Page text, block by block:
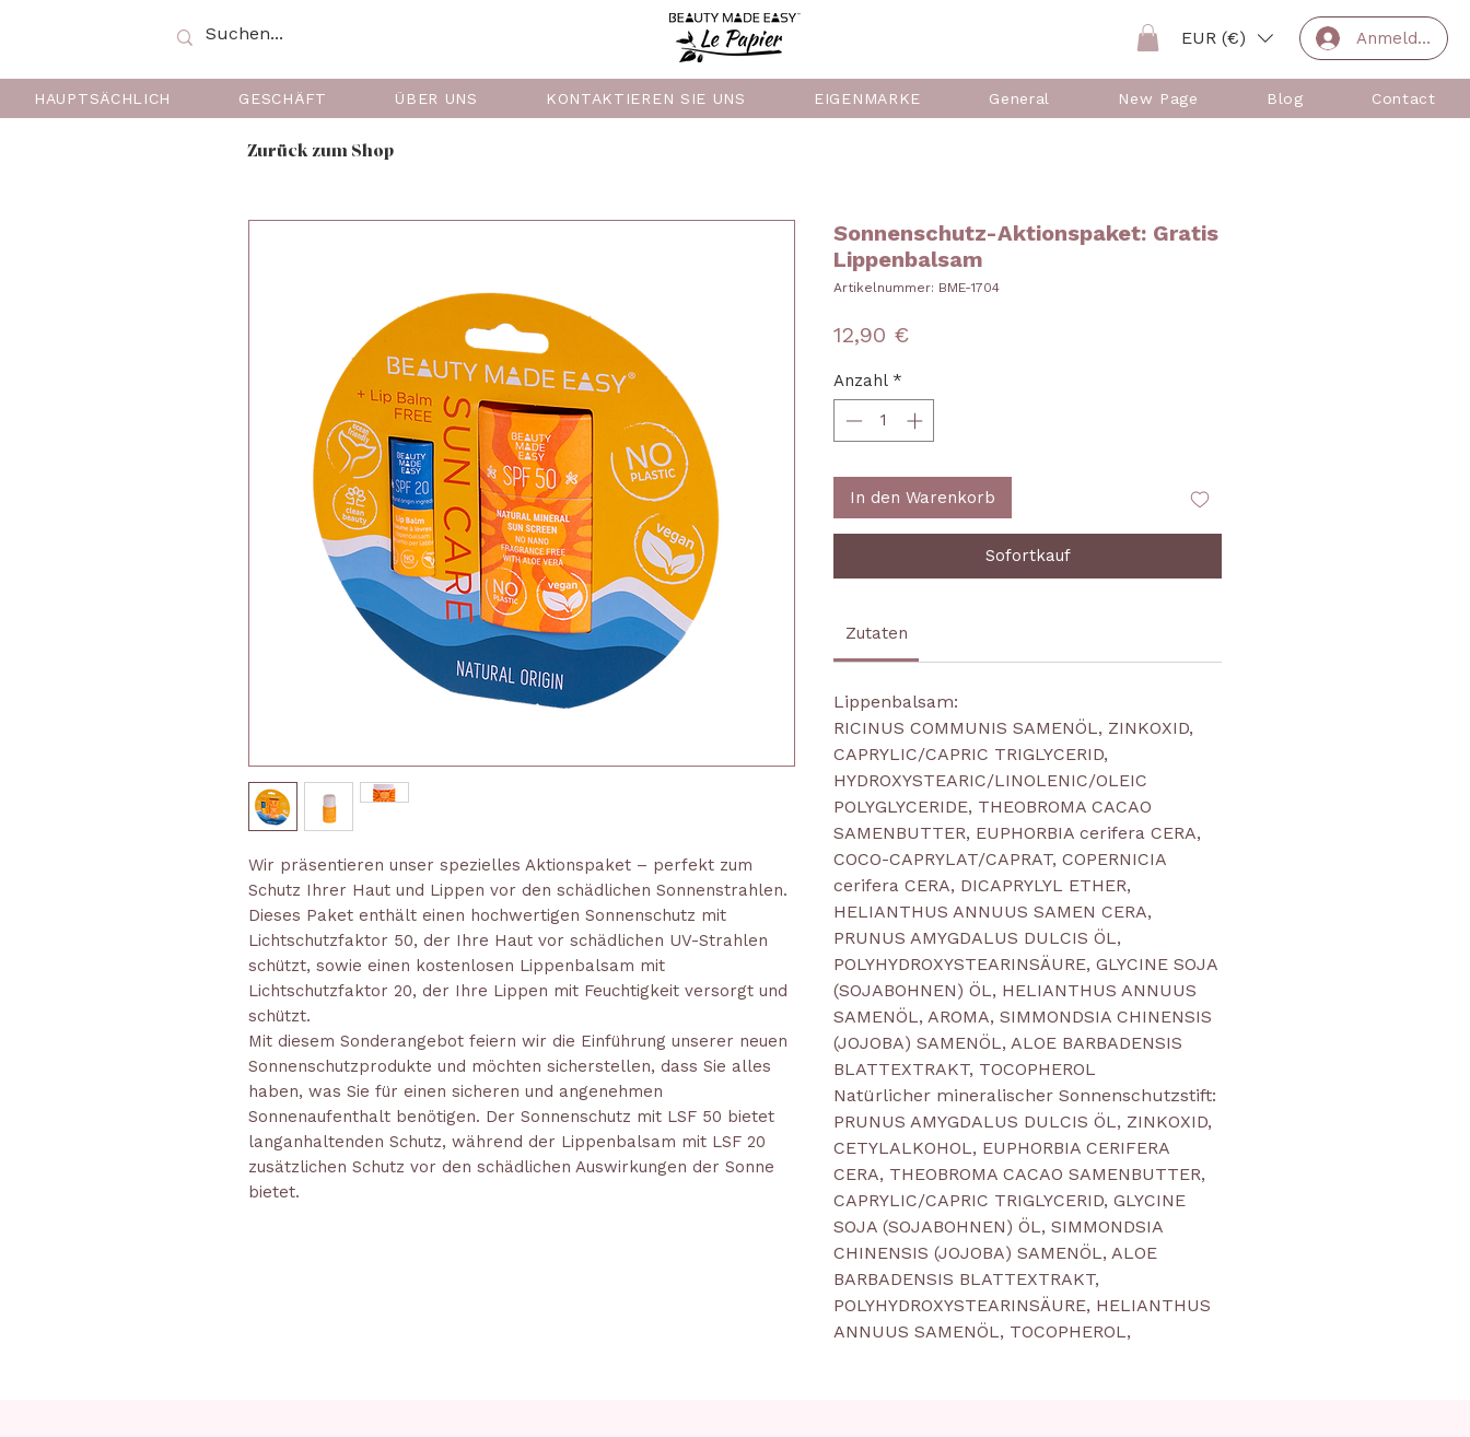
EUR (€) Anmelden
HAUPTSÄCHLICH GESCHÄFT ÜBER UNS KONTAKTIEREN SIE UNS EIGENMARKE General New Page Blog Contact
Zurück zum Shop
Wir präsentieren unser spezielles Aktionspaket – perfekt zum
Schutz Ihrer Haut und Lippen vor den schädlichen Sonnenstrahlen.
Dieses Paket enthält einen hochwertigen Sonnenschutz mit
Lichtschutzfaktor 50, der Ihre Haut vor schädlichen UV-Strahlen
schützt, sowie einen kostenlosen Lippenbalsam mit
Lichtschutzfaktor 20, der Ihre Lippen mit Feuchtigkeit versorgt und
schützt.
Mit diesem Sonderangebot feiern wir die Einführung unserer neuen
Sonnenschutzprodukte und möchten sicherstellen, dass Sie alles
haben, was Sie für einen sicheren und angenehmen
Sonnenaufenthalt benötigen. Der Sonnenschutz mit LSF 50 bietet
langanhaltenden Schutz, während der Lippenbalsam mit LSF 20
zusätzlichen Schutz vor den schädlichen Auswirkungen der Sonne
bietet.
Sonnenschutz-Aktionspaket: Gratis
Lippenbalsam
Artikelnummer: BME-1704
12,90 €Preis
Anzahl *
In den Warenkorb
Sofortkauf
Zutaten
Lippenbalsam:
RICINUS COMMUNIS SAMENÖL, ZINKOXID,
CAPRYLIC/CAPRIC TRIGLYCERID,
HYDROXYSTEARIC/LINOLENIC/OLEIC
POLYGLYCERIDE, THEOBROMA CACAO
SAMENBUTTER, EUPHORBIA cerifera CERA,
COCO-CAPRYLAT/CAPRAT, COPERNICIA
cerifera CERA, DICAPRYLYL ETHER,
HELIANTHUS ANNUUS SAMEN CERA,
PRUNUS AMYGDALUS DULCIS ÖL,
POLYHYDROXYSTEARINSÄURE, GLYCINE SOJA
(SOJABOHNEN) ÖL, HELIANTHUS ANNUUS
SAMENÖL, AROMA, SIMMONDSIA CHINENSIS
(JOJOBA) SAMENÖL, ALOE BARBADENSIS
BLATTEXTRAKT, TOCOPHEROL
Natürlicher mineralischer Sonnenschutzstift:
PRUNUS AMYGDALUS DULCIS ÖL, ZINKOXID,
CETYLALKOHOL, EUPHORBIA CERIFERA
CERA, THEOBROMA CACAO SAMENBUTTER,
CAPRYLIC/CAPRIC TRIGLYCERID, GLYCINE
SOJA (SOJABOHNEN) ÖL, SIMMONDSIA
CHINENSIS (JOJOBA) SAMENÖL, ALOE
BARBADENSIS BLATTEXTRAKT,
POLYHYDROXYSTEARINSÄURE, HELIANTHUS
ANNUUS SAMENÖL, TOCOPHEROL,